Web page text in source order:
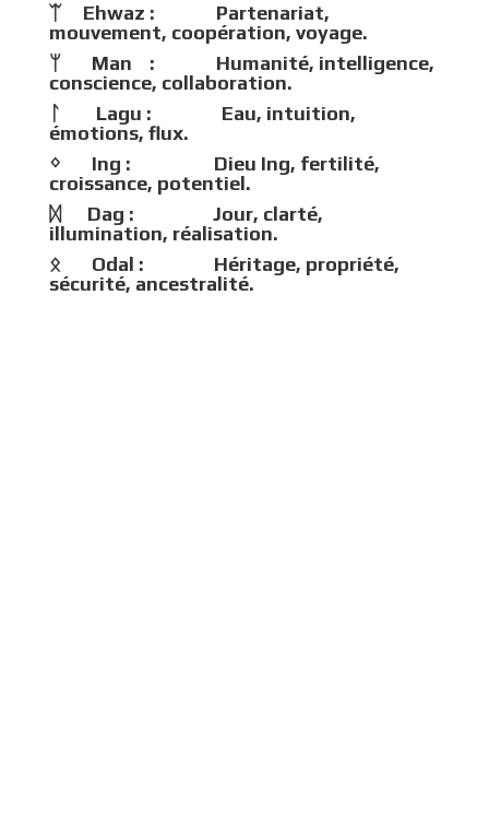
ᛠ Ehwaz : Partenariat,
mouvement, coopération, voyage.
ᛘ Man : Humanité, intelligence,
conscience, collaboration.
ᛚ Lagu : Eau, intuition,
émotions, flux.
ᛜ Ing : Dieu Ing, fertilité,
croissance, potentiel.
ᛞ Dag : Jour, clarté,
illumination, réalisation.
ᛟ Odal : Héritage, propriété,
sécurité, ancestralité.